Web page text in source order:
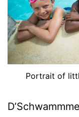
Portrait of